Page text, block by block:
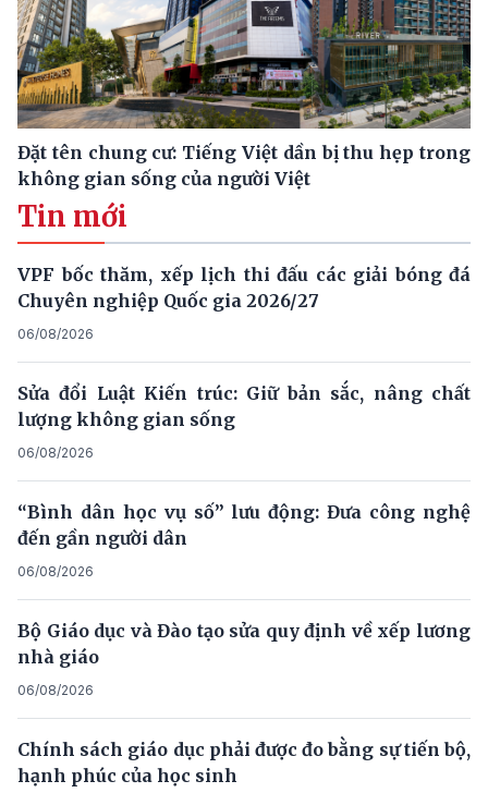
Đặt tên chung cư: Tiếng Việt dần bị thu hẹp trong
không gian sống của người Việt
Tin mới
VPF bốc thăm, xếp lịch thi đấu các giải bóng đá
Chuyên nghiệp Quốc gia 2026/27
06/08/2026
Sửa đổi Luật Kiến trúc: Giữ bản sắc, nâng chất
lượng không gian sống
06/08/2026
“Bình dân học vụ số” lưu động: Đưa công nghệ
đến gần người dân
06/08/2026
Bộ Giáo dục và Đào tạo sửa quy định về xếp lương
nhà giáo
06/08/2026
Chính sách giáo dục phải được đo bằng sự tiến bộ,
hạnh phúc của học sinh